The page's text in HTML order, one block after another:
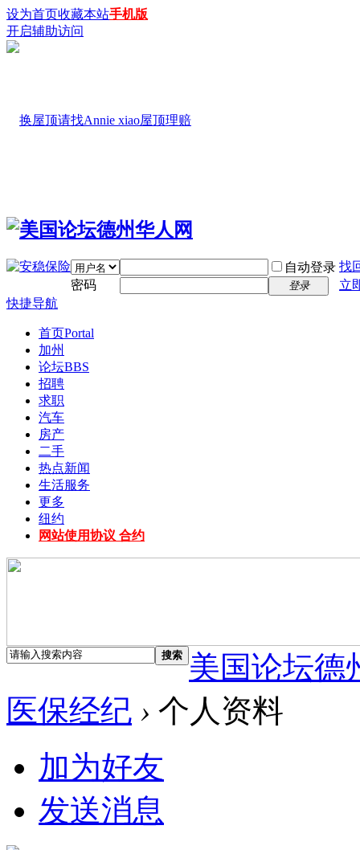
设为首页收藏本站手机版
开启辅助访问
自动登录 找
密码
登录
立
快捷导航
首页Portal
加州
论坛BBS
招聘
求职
汽车
房产
二手
热点新闻
生活服务
更多
纽约
网站使用协议 合约
搜索
美国论坛德
医保经纪 › 个人资料
加为好友
发送消息